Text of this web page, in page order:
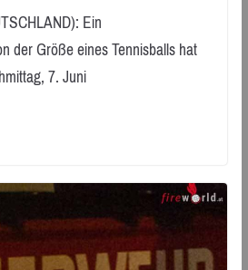
Ein
der Größe eines Tennisballs hat
7. Juni